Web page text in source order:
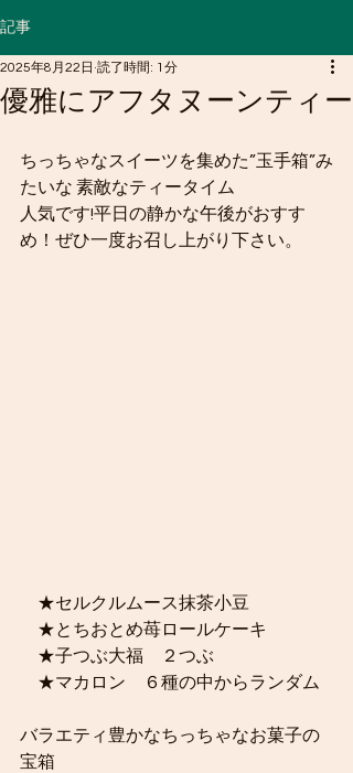
記事
優雅にアフタヌーンティー
2025年8月22日 読了時間: 1分
ちっちゃなスイーツを集めた”玉手箱”み
たいな 素敵なティータイム
人気です!平日の静かな午後がおすす
め！ぜひ一度お召し上がり下さい。
★セルクルムース抹茶小豆
★とちおとめ苺ロールケーキ
★子つぶ大福　２つぶ
★マカロン　６種の中からランダム
バラエティ豊かなちっちゃなお菓子の
宝箱